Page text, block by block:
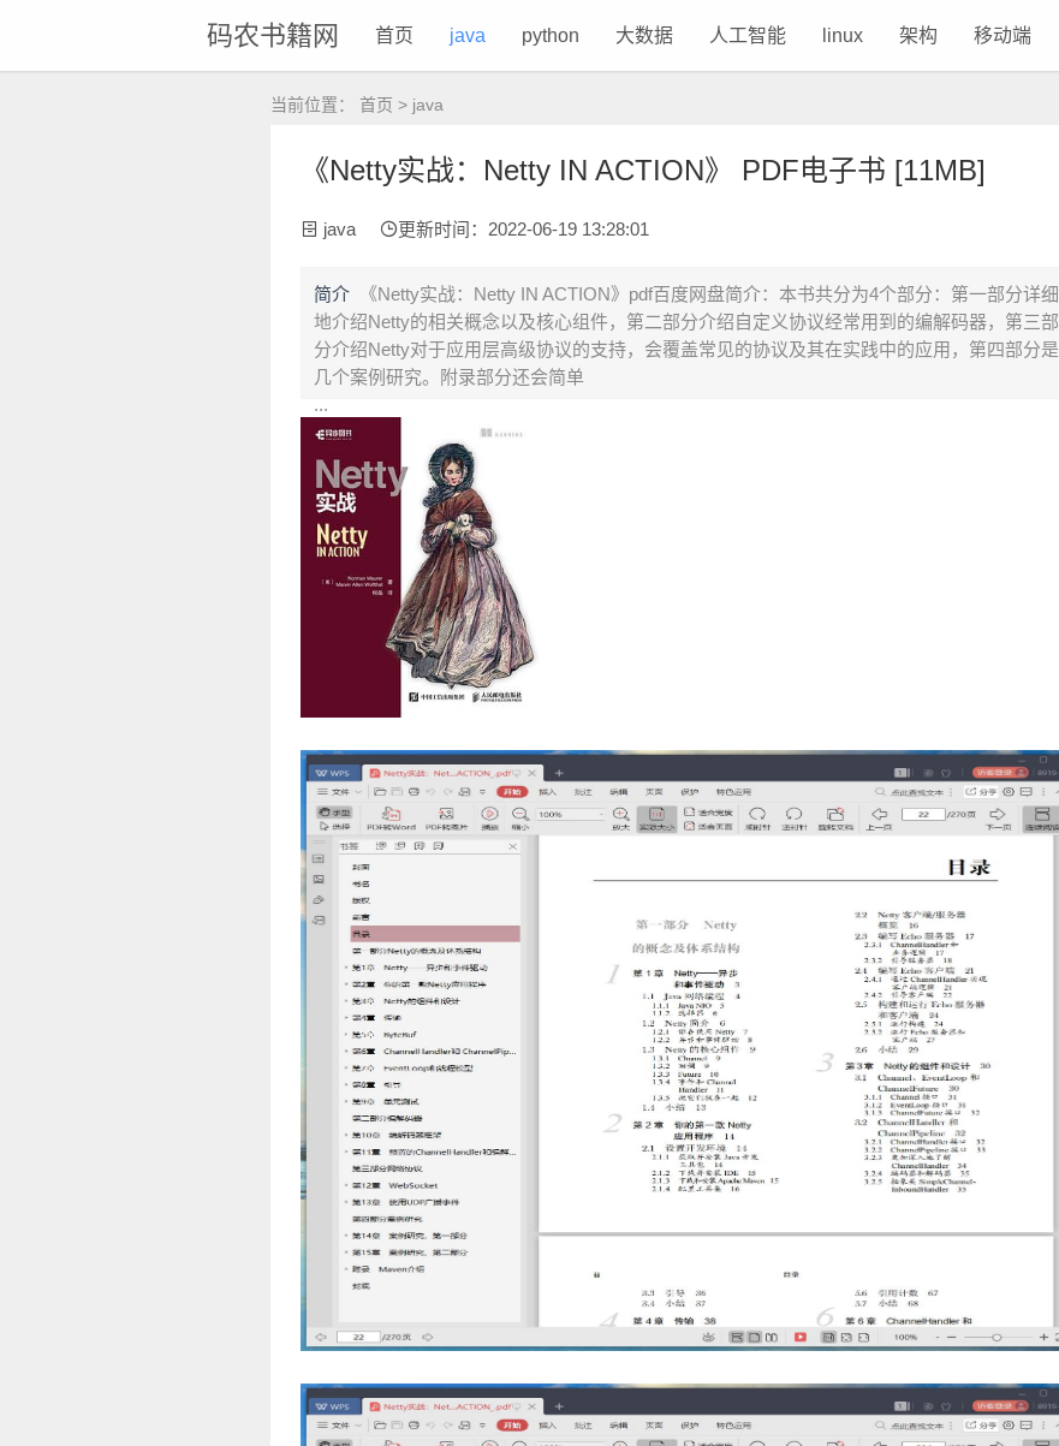
码农书籍网 首页 java python 大数据 人工智能 linux 架构 移动端
当前位置： 首页 > java
《Netty实战：Netty IN ACTION》 PDF电子书 [11MB]
java 更新时间：2022-06-19 13:28:01
简介
《Netty实战：Netty IN ACTION》pdf百度网盘简介：本书共分为4个部分：第一部分详细
地介绍Netty的相关概念以及核心组件，第二部分介绍自定义协议经常用到的编解码器，第三部
分介绍Netty对于应用层高级协议的支持，会覆盖常见的协议及其在实践中的应用，第四部分是
几个案例研究。附录部分还会简单
...